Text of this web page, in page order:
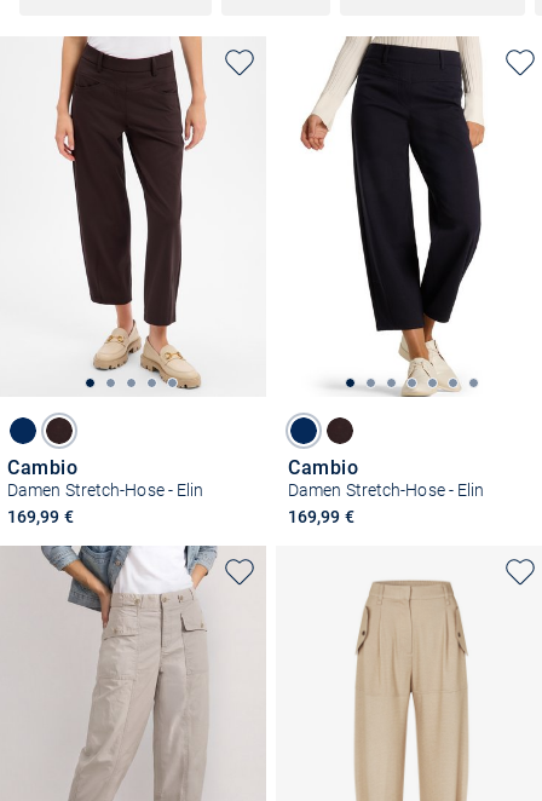
Cambio
Damen Stretch-Hose - Elin
169,99 €
Cambio
Damen Stretch-Hose - Elin
169,99 €